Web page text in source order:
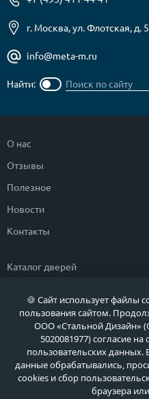
г. Москва, ул. Флотская, д.
info@meta-m.ru
Найти:
О нас
Отзывы
Полезное
Новости
Контакты
Каталог дверей
Популярные двери
Быстрый подбор двери
Двери класса ЭКОНОМ
🍪 Сайт использует файлы
пользования сайтом.
ООО «Стальной Дизайн»
5020081977) согласие
пользовательских
данные обрабатывались,
cookies и сбор
браузера